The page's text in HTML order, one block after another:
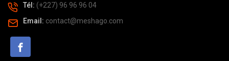
Tél: (+227) 96 96 96 04
Email: contact@meshago.com